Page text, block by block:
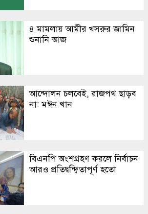
৪ মামলায় আমীর খসরুর জামিন
শুনানি আজ
আন্দোলন চলবেই, রাজপথ ছাড়ব
না: মঈন খান
বিএনপি অংশগ্রহণ করলে নির্বাচন
আরও প্রতিদ্বন্দ্বিতাপূর্ণ হতো